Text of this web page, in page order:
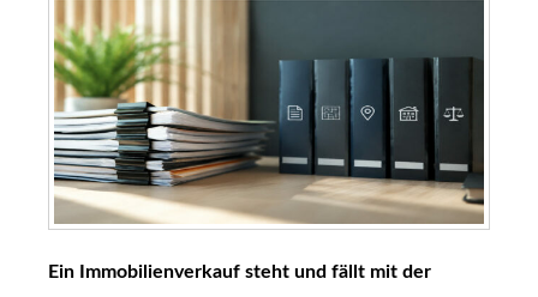
Ein Immobilienverkauf steht und fällt mit der